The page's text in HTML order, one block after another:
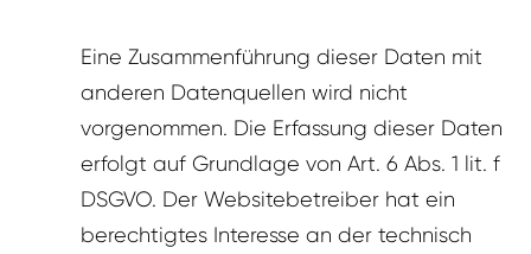
Eine Zusammenführung dieser Daten mit
anderen Datenquellen wird nicht
vorgenommen. Die Erfassung dieser Daten
erfolgt auf Grundlage von Art. 6 Abs. 1 lit. f
DSGVO. Der Websitebetreiber hat ein
berechtigtes Interesse an der technisch